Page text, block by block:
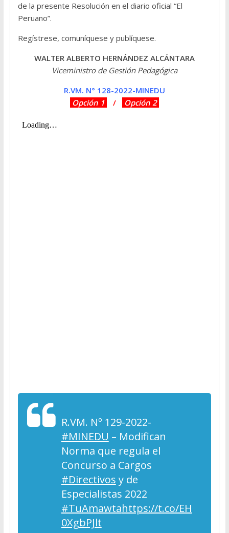
de la presente Resolución en el diario oficial “El
Peruano”.
Regístrese, comuníquese y publíquese.
WALTER ALBERTO HERNÁNDEZ ALCÁNTARA
Viceministro de Gestión Pedagógica
R.VM. N° 128-2022-MINEDU
Opción 1
/ Opción 2
R.VM. Nº 129-2022-
#MINEDU – Modifican
Norma que regula el
Concurso a Cargos
#Directivos y de
Especialistas 2022
#TuAmawtahttps://t.co/EH
0XgbPJlt